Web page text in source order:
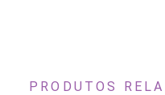
PRODUTOS